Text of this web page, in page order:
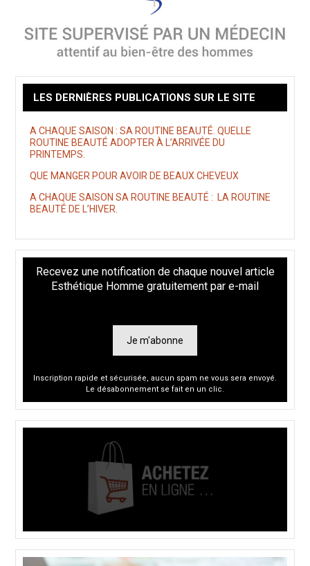
LES DERNIÈRES PUBLICATIONS SUR LE SITE
A CHAQUE SAISON : SA ROUTINE BEAUTÉ. QUELLE
ROUTINE BEAUTÉ ADOPTER À L’ARRIVÉE DU
PRINTEMPS.
QUE MANGER POUR AVOIR DE BEAUX CHEVEUX
A CHAQUE SAISON SA ROUTINE BEAUTÉ : LA ROUTINE
BEAUTÉ DE L’HIVER.
Recevez une notification de chaque nouvel article
Esthétique Homme gratuitement par e-mail
Je m'abonne
Inscription rapide et sécurisée, aucun spam ne vous sera envoyé.
Le désabonnement se fait en un clic.